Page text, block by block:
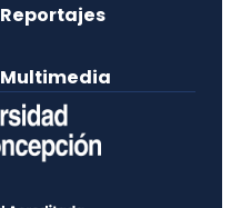
Reportajes
Multimedia